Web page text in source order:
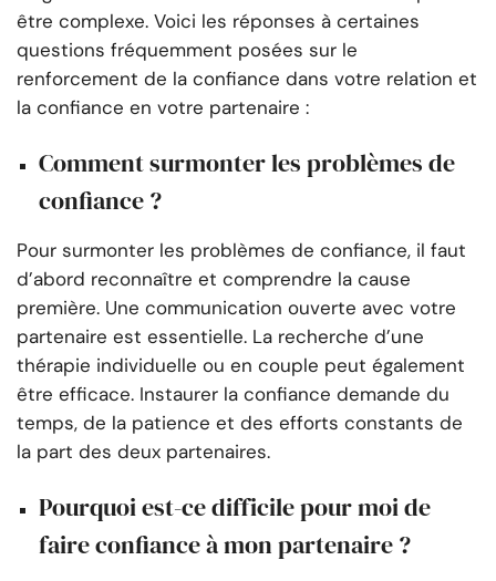
être complexe. Voici les réponses à certaines
questions fréquemment posées sur le
renforcement de la confiance dans votre relation et
la confiance en votre partenaire :
Comment surmonter les problèmes de
confiance ?
Pour surmonter les problèmes de confiance, il faut
d’abord reconnaître et comprendre la cause
première. Une communication ouverte avec votre
partenaire est essentielle. La recherche d’une
thérapie individuelle ou en couple peut également
être efficace. Instaurer la confiance demande du
temps, de la patience et des efforts constants de
la part des deux partenaires.
Pourquoi est-ce difficile pour moi de
faire confiance à mon partenaire ?